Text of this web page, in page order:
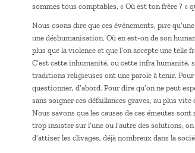
sommes tous comptables. « Où est ton frère ? »
Nous osons dire que ces événements, pire
une déshumanisation. Où en est-on de son
plus que la violence et que l’on accepte une telle
C’est cette inhumanité, ou cette infra humanité,
traditions religieuses ont une parole à tenir.
questionner, d’abord. Pour dire qu’on ne peut
sans soigner ces défaillances graves, au plus vite
Nous savons que les causes de ces émeutes
trop insister sur l’une ou l’autre des solutions,
d’attiser les clivages, déjà nombreux dans la